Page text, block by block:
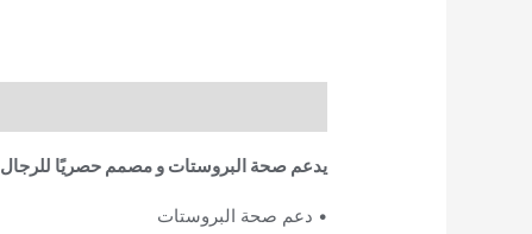
يدعم صحة البروستات و مصمم حصريًا للرجال
• دعم صحة البروستات